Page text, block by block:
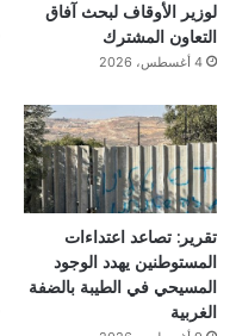
لوزير الأوقاف لبحث آفاق
التعاون المشترك
4 أغسطس، 2026
تقرير: تصاعد اعتداءات
المستوطنين يهدد الوجود
المسيحي في الطيبة بالضفة
الغربية